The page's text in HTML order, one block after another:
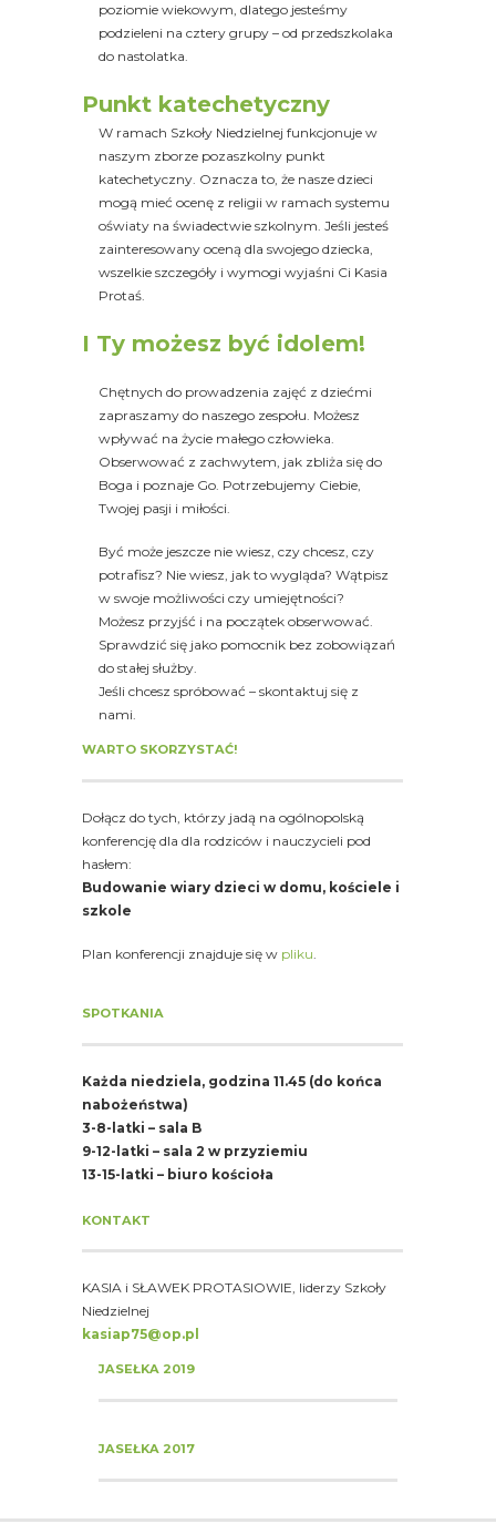
poziomie wiekowym, dlatego jesteśmy
podzieleni na cztery grupy – od przedszkolaka
do nastolatka.
Punkt katechetyczny
W ramach Szkoły Niedzielnej funkcjonuje w
naszym zborze pozaszkolny punkt
katechetyczny. Oznacza to, że nasze dzieci
mogą mieć ocenę z religii w ramach systemu
oświaty na świadectwie szkolnym. Jeśli jesteś
zainteresowany oceną dla swojego dziecka,
wszelkie szczegóły i wymogi wyjaśni Ci Kasia
Protaś.
I Ty możesz być idolem!
Chętnych do prowadzenia zajęć z dziećmi
zapraszamy do naszego zespołu. Możesz
wpływać na życie małego człowieka.
Obserwować z zachwytem, jak zbliża się do
Boga i poznaje Go. Potrzebujemy Ciebie,
Twojej pasji i miłości.
Być może jeszcze nie wiesz, czy chcesz, czy
potrafisz? Nie wiesz, jak to wygląda? Wątpisz
w swoje możliwości czy umiejętności?
Możesz przyjść i na początek obserwować.
Sprawdzić się jako pomocnik bez zobowiązań
do stałej służby.
Jeśli chcesz spróbować – skontaktuj się z
nami.
WARTO SKORZYSTAĆ!
Dołącz do tych, którzy jadą na ogólnopolską
konferencję dla dla rodziców i nauczycieli pod
hasłem:
Budowanie wiary dzieci w domu, kościele i
szkole
Plan konferencji znajduje się w pliku
SPOTKANIA
Każda niedziela, godzina 11.45 (do końca
nabożeństwa)
3-8-latki – sala B
9-12-latki – sala 2 w przyziemiu
13-15-latki – biuro kościoła
KONTAKT
KASIA i SŁAWEK PROTASIOWIE, liderzy Szkoły
Niedzielnej
kasiap75@op.pl
JASEŁKA 2019
JASEŁKA 2017